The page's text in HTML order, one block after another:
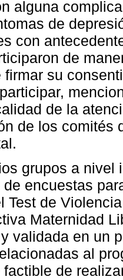
alguna
de
con
de
firmar su
de la
de los comités
grupos a nivel
encuestas
Test de
Maternidad
validada en un
al
de